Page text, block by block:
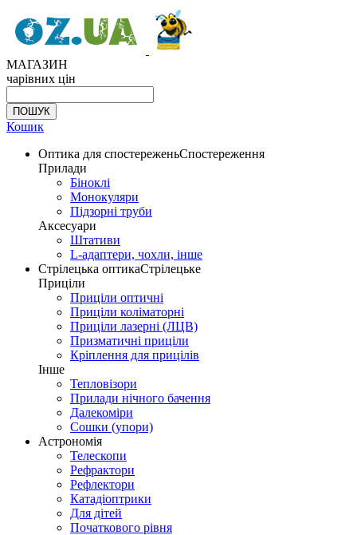
МАГАЗИН
чарівних цін
Кошик
Оптика для спостереженьСпостереження
Прилади
Біноклі
Монокуляри
Підзорні труби
Аксесуари
Штативи
L-адаптери, чохли, інше
Стрілецька оптикаСтрілецьке
Приціли
Приціли оптичні
Приціли коліматорні
Приціли лазерні (ЛЦВ)
Призматичні приціли
Кріплення для прицілів
Інше
Тепловізори
Прилади нічного бачення
Далекоміри
Сошки (упори)
Астрономія
Телескопи
Рефрактори
Рефлектори
Катадіоптрики
Для дітей
Початкового рівня